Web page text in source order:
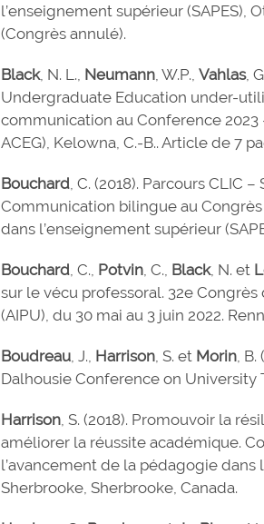
l’enseignement supérieur (SAPES),
(Congrès annulé).
Black, N. L., Neumann , W.P.,Vahlas,
Undergraduate Education under-
communication au Conference 2023
ACEG), Kelowna, C.-B.. Article de 7
Bouchard , C. (2018). Parcours
Communication bilingue au
dans l’enseignement supérieur
Bouchard , C., Potvin , C., Black, N. et
sur le vécu professoral. 32e
(AIPU), du 30 mai au 3 juin 2022.
Boudreau , J., Harrison , S. et Morin ,
Dalhousie Conference on University
Harrison , S. (2018). Promouvoir la
améliorer la réussite académique.
l’avancement de la pédagogie dans
Sherbrooke, Sherbrooke, Canada.